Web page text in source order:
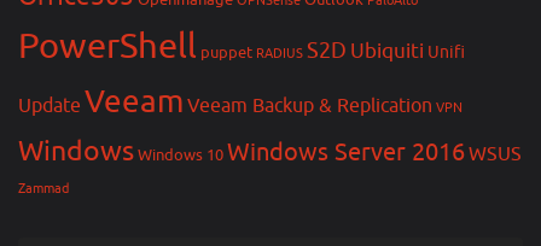
PowerShell puppet RADIUS S2D Ubiquiti Unifi
Update Veeam Veeam Backup & Replication VPN
WindowsWindows 10Windows Server 2016WSUS
Zammad